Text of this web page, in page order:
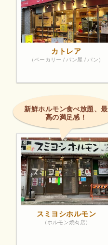
カトレア
（ベーカリー / パン屋 / パン）
新鮮ホルモン食べ放題、最
高の満足感！
スミヨシホルモン
（ホルモン焼肉店）